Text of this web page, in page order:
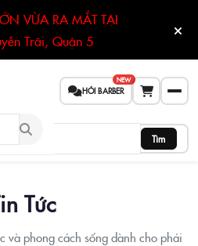
VỪA RA MẮT TẠI
Trãi, Quận 5
HỎI BARBER
NEW
Tìm
Tức
và phong cách sống dành cho phái